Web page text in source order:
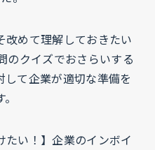
めて理解しておきたい
のクイズでおさらいする
して企業が適切な準備を
い！】企業のインボイ